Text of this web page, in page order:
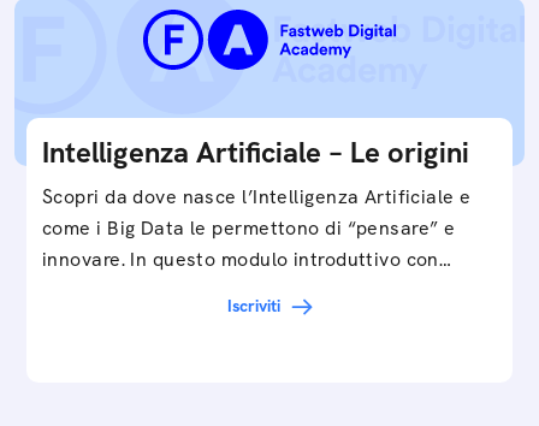
Intelligenza Artificiale – Le origini
Scopri da dove nasce l’Intelligenza Artificiale e
come i Big Data le permettono di “pensare” e
innovare. In questo modulo introduttivo con
Iscriviti